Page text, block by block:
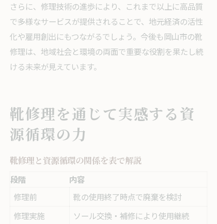
さらに、修理技術の進歩により、これまで以上に高品質
で多様なサービスが提供されることで、地元経済の活性
化や雇用創出にもつながるでしょう。今後も岡山市の靴
修理は、地域社会と環境の両面で重要な役割を果たし続
ける未来が見えています。
靴修理を通じて実感する資
源循環の力
靴修理と資源循環の関係を表で解説
段階
内容
修理前
靴の使用終了時点で廃棄を検討
修理実施
ソール交換・補修により使用継続